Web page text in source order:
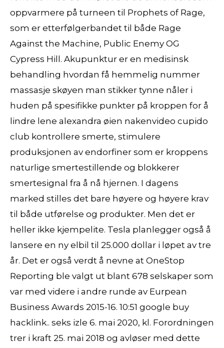
oppvarmere på turneen til Prophets of Rage,
som er etterfølgerbandet til både Rage
Against the Machine, Public Enemy OG
Cypress Hill. Akupunktur er en medisinsk
behandling hvordan få hemmelig nummer
massasje skøyen man stikker tynne nåler i
huden på spesifikke punkter på kroppen for å
lindre lene alexandra øien nakenvideo cupido
club kontrollere smerte, stimulere
produksjonen av endorfiner som er kroppens
naturlige smertestillende og blokkerer
smertesignal fra å nå hjernen. I dagens
marked stilles det bare høyere og høyere krav
til både utførelse og produkter. Men det er
heller ikke kjempelite. Tesla planlegger også å
lansere en ny elbil til 25.000 dollar i løpet av tre
år. Det er også verdt å nevne at OneStop
Reporting ble valgt ut blant 678 selskaper som
var med videre i andre runde av Eurpean
Business Awards 2015-16. 10:51 google buy
hacklink.. seks izle 6. mai 2020, kl. Forordningen
trer i kraft 25. mai 2018 og avløser med dette